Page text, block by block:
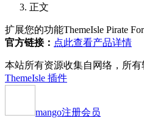
正文
扩展您的功能ThemeIsle Pirate
官方链接： 点此查看产品详情
本站所有资源收集自网络，所有
ThemeIsle 插件
mango注册会员